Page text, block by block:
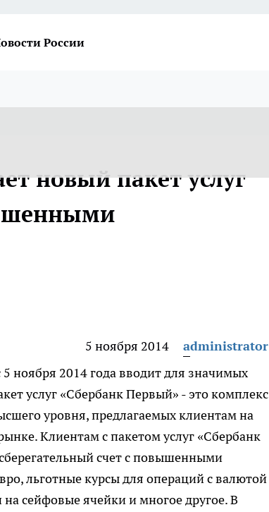
России
новый пакет услуг
5 ноября 2014
administrator
ноября 2014 года вводит для значимых
услуг «Сбербанк Первый» - это комплекс
уровня, предлагаемых клиентам на
Клиентам с пакетом услуг «Сбербанк
счет с повышенными
льготные курсы для операций с валютой
сейфовые ячейки и многое другое. В